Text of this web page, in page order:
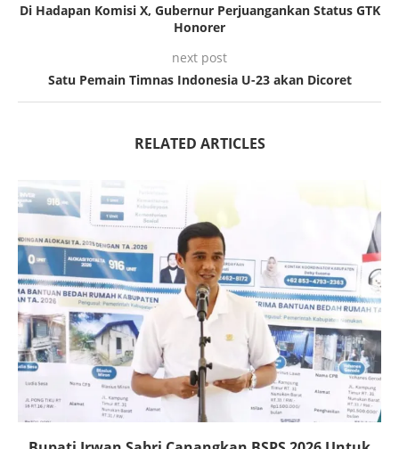
Di Hadapan Komisi X, Gubernur Perjuangankan Status GTK
Honorer
next post
Satu Pemain Timnas Indonesia U-23 akan Dicoret
RELATED ARTICLES